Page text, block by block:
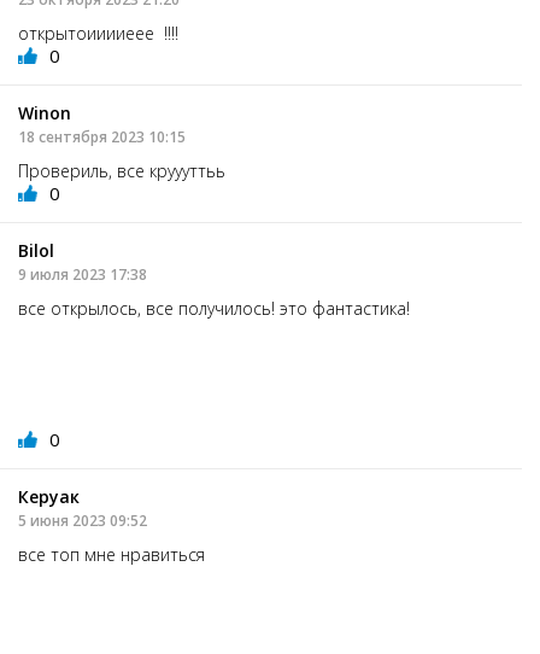
открытоииииеее !!!!
0
Winon
18 сентября 2023 10:15
Провериль, все круууттьь
0
Bilol
9 июля 2023 17:38
все открылось, все получилось! это фантастика!
0
Керуак
5 июня 2023 09:52
все топ мне нравиться